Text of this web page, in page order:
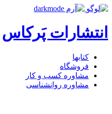
انتشارات پَرکاس
کتاب‎ها
فروشگاه
مشاوره کسب و کار
مشاوره روان‎شناسی